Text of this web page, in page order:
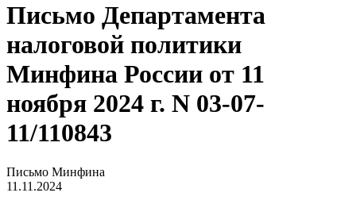
Письмо Департамента
налоговой политики
Минфина России от 11
ноября 2024 г. N 03-07-
11/110843
Письмо Минфина
11.11.2024